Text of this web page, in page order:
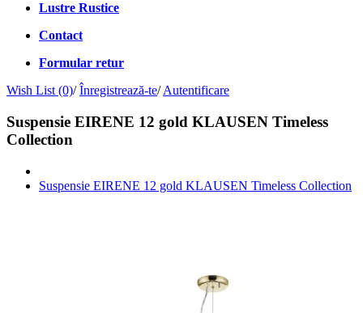
Lustre Rustice
Contact
Formular retur
Wish List (0)/ Înregistrează-te/ Autentificare
Suspensie EIRENE 12 gold KLAUSEN Timeless
Collection
Suspensie EIRENE 12 gold KLAUSEN Timeless Collection